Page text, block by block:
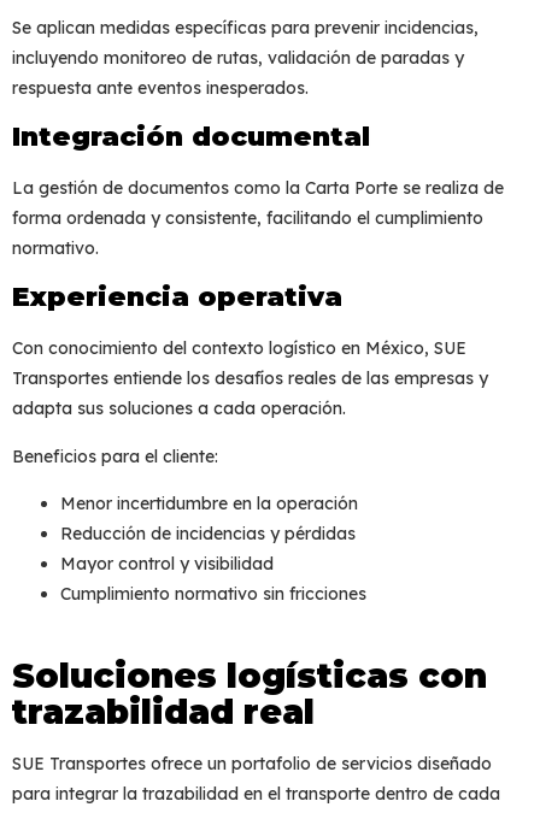
Se aplican medidas específicas para prevenir incidencias,
incluyendo monitoreo de rutas, validación de paradas y
respuesta ante eventos inesperados.
Integración documental
La gestión de documentos como la Carta Porte se realiza de
forma ordenada y consistente, facilitando el cumplimiento
normativo.
Experiencia operativa
Con conocimiento del contexto logístico en México, SUE
Transportes entiende los desafíos reales de las empresas y
adapta sus soluciones a cada operación.
Beneficios para el cliente:
Menor incertidumbre en la operación
Reducción de incidencias y pérdidas
Mayor control y visibilidad
Cumplimiento normativo sin fricciones
Soluciones logísticas con
trazabilidad real
SUE Transportes ofrece un portafolio de servicios diseñado
para integrar la trazabilidad en el transporte dentro de cada